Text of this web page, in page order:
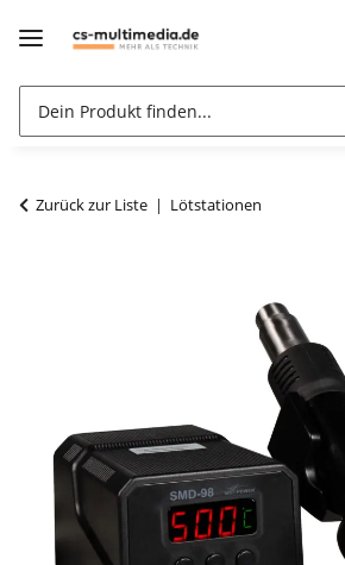
Zurück zur Liste Lötstationen